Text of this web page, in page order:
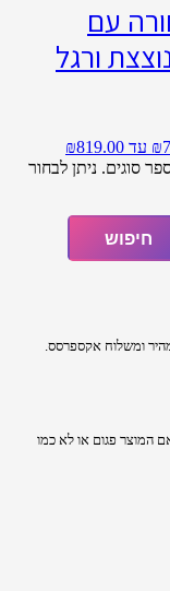
עם
ורגל
סוגים. ניתן לבחור
חיפוש
ומשלוח אקספרסס.
המוצר פגום או לא כמו